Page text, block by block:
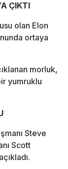
ÇIKTI
olan Elon
ortaya
morluk,
yumruklu
Steve
Scott